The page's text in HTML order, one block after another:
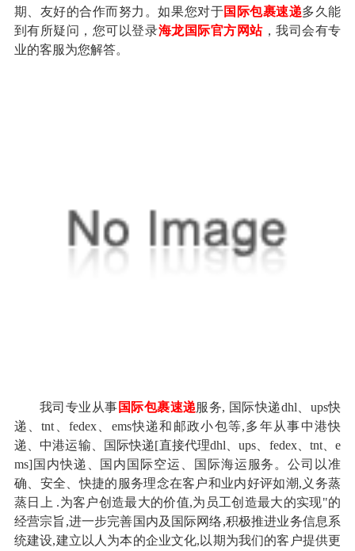
期、友好的合作而努力。如果您对于国际包裹速递多久能
到有所疑问，您可以登录海龙国际官方网站，我司会有专
业的客服为您解答。
我司专业从事 国际包裹速递服务, 国际快递dhl、ups快
递、tnt、fedex、ems快递和邮政小包等,多年从事中港快
递、中港运输、国际快递[直接代理dhl、ups、fedex、tnt、e
ms]国内快递、国内国际空运、国际海运服务。公司以准
确、安全、快捷的服务理念在客户和业内好评如潮,义务蒸
蒸日上 .为客户创造最大的价值,为员工创造最大的实现"的
经营宗旨,进一步完善国内及国际网络,积极推进业务信息系
统建设,建立以人为本的企业文化,以期为我们的客户提供更